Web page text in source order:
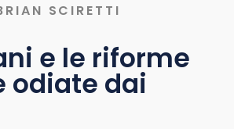
SCIRETTI
e le riforme
odiate dai